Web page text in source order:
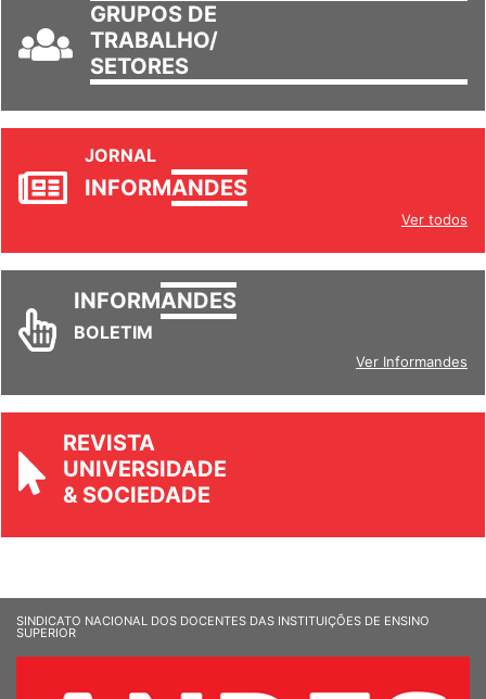
GRUPOS DE
TRABALHO/
SETORES
JORNAL
INFORMANDES
Ver todos
INFORMANDES
BOLETIM
Ver Informandes
REVISTA
UNIVERSIDADE
& SOCIEDADE
SINDICATO NACIONAL DOS DOCENTES DAS INSTITUIÇÕES DE ENSINO
SUPERIOR